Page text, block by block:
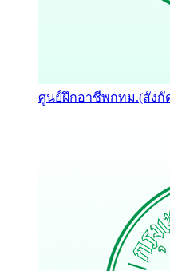
ศูนย์ฝึกอาชีพกทม.(สังกั